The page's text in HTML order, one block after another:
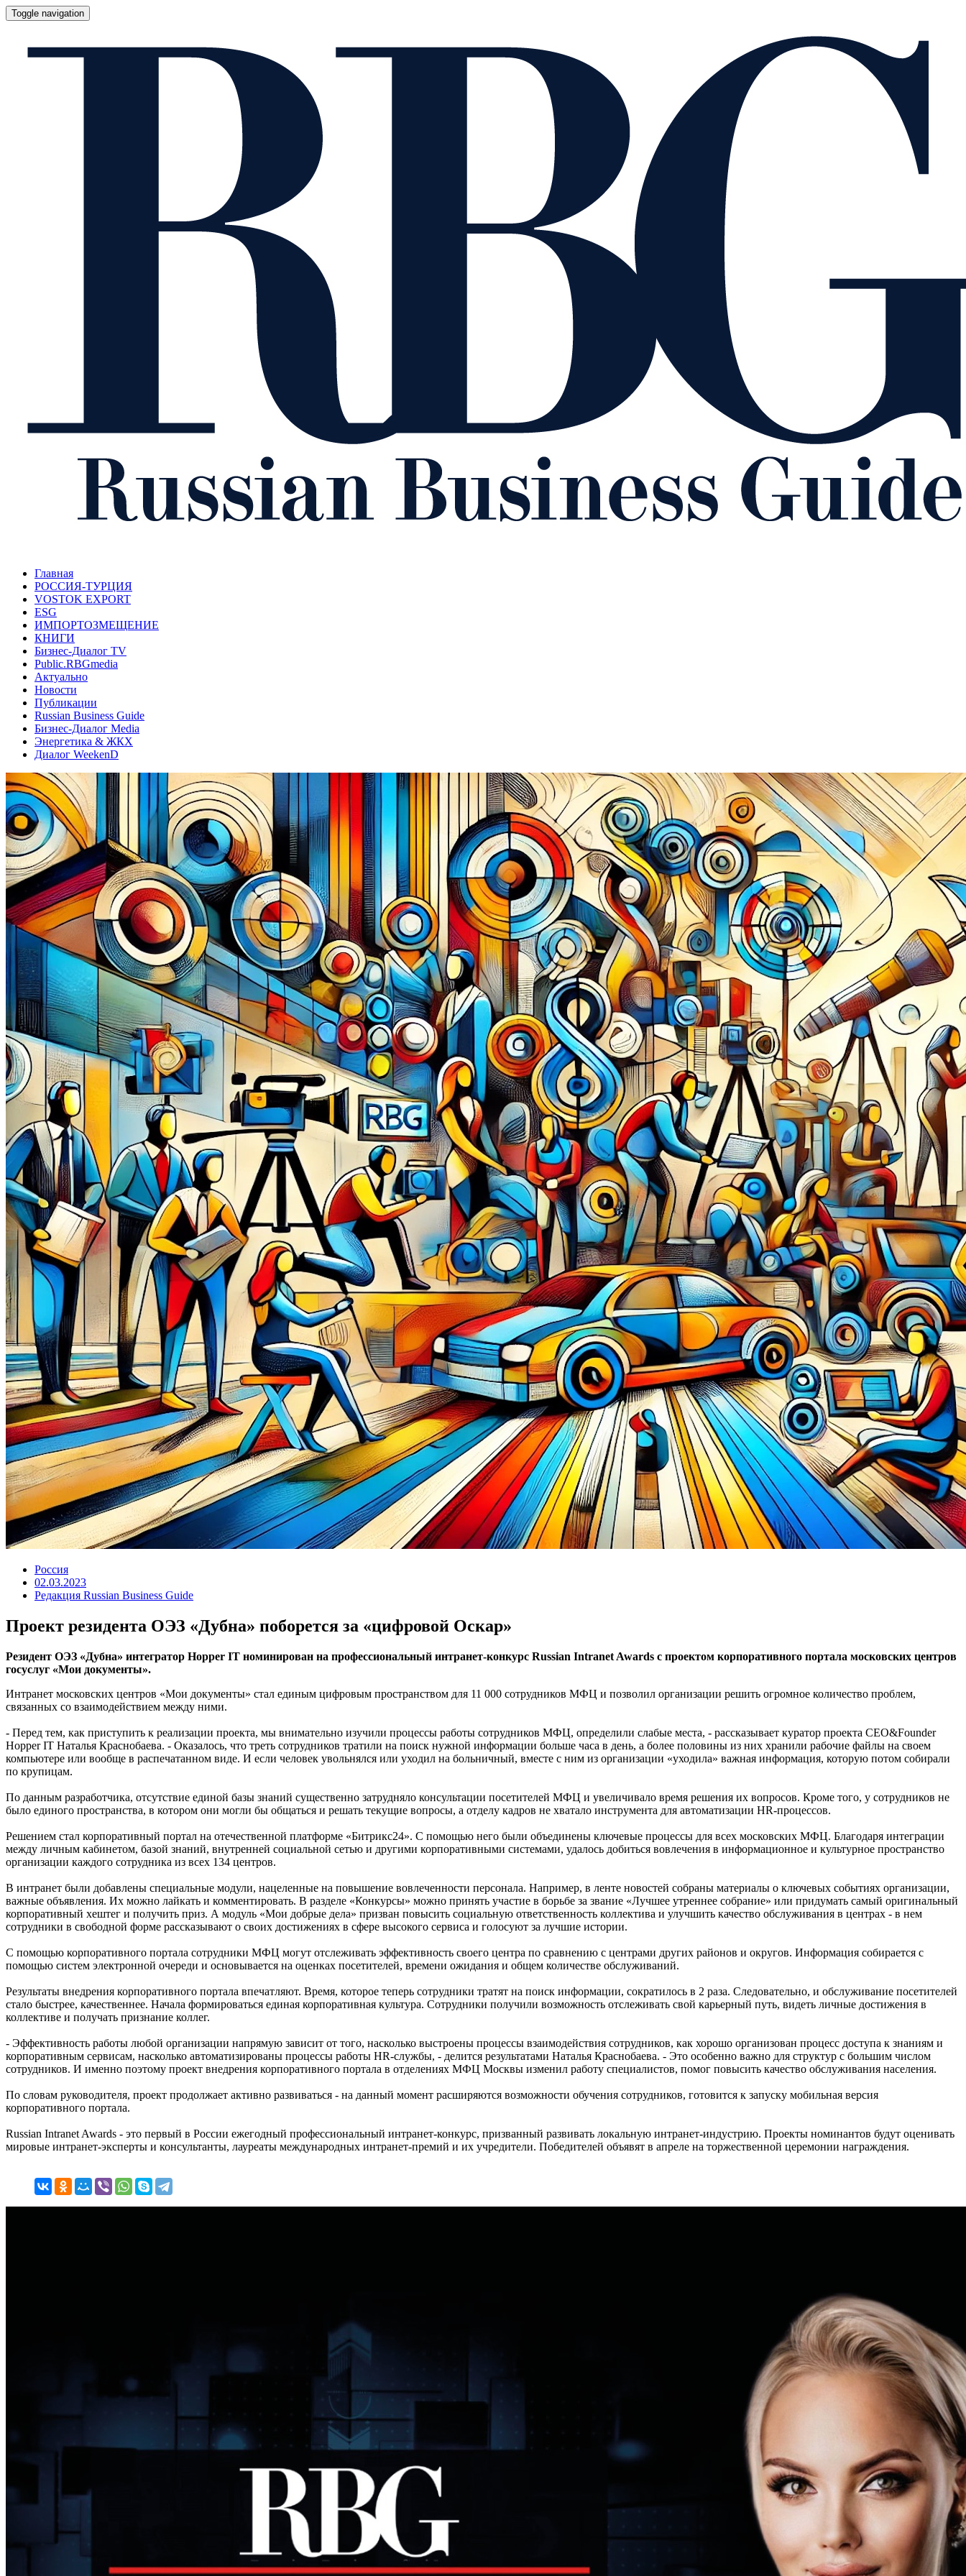
Toggle navigation
Главная
РОССИЯ-ТУРЦИЯ
VOSTOK EXPORT
ESG
ИМПОРТОЗМЕЩЕНИЕ
КНИГИ
Бизнес-Диалог TV
Public.RBGmedia
Актуально
Новости
Публикации
Russian Business Guide
Бизнес-Диалог Media
Энергетика & ЖКХ
Диалог WeekenD
Россия
02.03.2023
Редакция Russian Business Guide
Проект резидента ОЭЗ «Дубна» поборется за «цифровой Оскар»
Резидент ОЭЗ «Дубна» интегратор Hopper IT номинирован на профессиональный интранет-конкурс Russian Intranet Awards с проектом корпоративного портала московских центров
госуслуг «Мои документы».
Интранет московских центров «Мои документы» стал единым цифровым пространством для 11 000 сотрудников МФЦ и позволил организации решить огромное количество проблем,
связанных со взаимодействием между ними.
- Перед тем, как приступить к реализации проекта, мы внимательно изучили процессы работы сотрудников МФЦ, определили слабые места, - рассказывает куратор проекта CEO&Founder
Hopper IT Наталья Краснобаева. - Оказалось, что треть сотрудников тратили на поиск нужной информации больше часа в день, а более половины из них хранили рабочие файлы на своем
компьютере или вообще в распечатанном виде. И если человек увольнялся или уходил на больничный, вместе с ним из организации «уходила» важная информация, которую потом собирали
по крупицам.
По данным разработчика, отсутствие единой базы знаний существенно затрудняло консультации посетителей МФЦ и увеличивало время решения их вопросов. Кроме того, у сотрудников не
было единого пространства, в котором они могли бы общаться и решать текущие вопросы, а отделу кадров не хватало инструмента для автоматизации HR-процессов.
Решением стал корпоративный портал на отечественной платформе «Битрикс24». С помощью него были объединены ключевые процессы для всех московских МФЦ. Благодаря интеграции
между личным кабинетом, базой знаний, внутренней социальной сетью и другими корпоративными системами, удалось добиться вовлечения в информационное и культурное пространство
организации каждого сотрудника из всех 134 центров.
В интранет были добавлены специальные модули, нацеленные на повышение вовлеченности персонала. Например, в ленте новостей собраны материалы о ключевых событиях организации,
важные объявления. Их можно лайкать и комментировать. В разделе «Конкурсы» можно принять участие в борьбе за звание «Лучшее утреннее собрание» или придумать самый оригинальный
корпоративный хештег и получить приз. А модуль «Мои добрые дела» призван повысить социальную ответственность коллектива и улучшить качество обслуживания в центрах - в нем
сотрудники в свободной форме рассказывают о своих достижениях в сфере высокого сервиса и голосуют за лучшие истории.
С помощью корпоративного портала сотрудники МФЦ могут отслеживать эффективность своего центра по сравнению с центрами других районов и округов. Информация собирается с
помощью систем электронной очереди и основывается на оценках посетителей, времени ожидания и общем количестве обслуживаний.
Результаты внедрения корпоративного портала впечатляют. Время, которое теперь сотрудники тратят на поиск информации, сократилось в 2 раза. Следовательно, и обслуживание посетителей
стало быстрее, качественнее. Начала формироваться единая корпоративная культура. Сотрудники получили возможность отслеживать свой карьерный путь, видеть личные достижения в
коллективе и получать признание коллег.
- Эффективность работы любой организации напрямую зависит от того, насколько выстроены процессы взаимодействия сотрудников, как хорошо организован процесс доступа к знаниям и
корпоративным сервисам, насколько автоматизированы процессы работы HR-службы, - делится результатами Наталья Краснобаева. - Это особенно важно для структур с большим числом
сотрудников. И именно поэтому проект внедрения корпоративного портала в отделениях МФЦ Москвы изменил работу специалистов, помог повысить качество обслуживания населения.
По словам руководителя, проект продолжает активно развиваться - на данный момент расширяются возможности обучения сотрудников, готовится к запуску мобильная версия
корпоративного портала.
Russian Intranet Awards - это первый в России ежегодный профессиональный интранет-конкурс, призванный развивать локальную интранет-индустрию. Проекты номинантов будут оценивать
мировые интранет-эксперты и консультанты, лауреаты международных интранет-премий и их учредители. Победителей объявят в апреле на торжественной церемонии награждения.